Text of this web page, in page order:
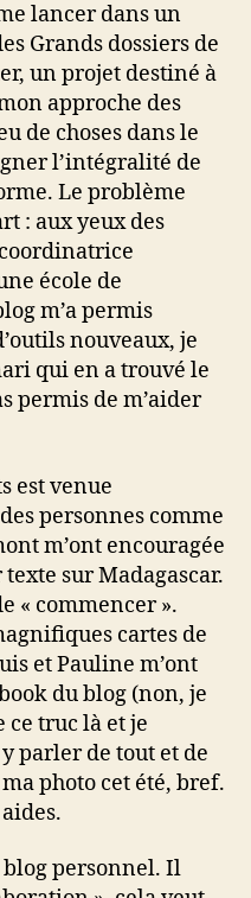
lancer dans un
Grands dossiers de
un projet destiné à
approche des
de choses dans le
l’intégralité de
Le problème
: aux yeux des
école de
m’a permis
nouveaux, je
qui en a trouvé le
permis de m’aider
est venue
personnes comme
m’ont encouragée
sur Madagascar.
« commencer ».
cartes de
et Pauline m’ont
du blog (non, je
ce truc là et je
parler de tout et de
photo cet été, bref.
blog personnel. Il